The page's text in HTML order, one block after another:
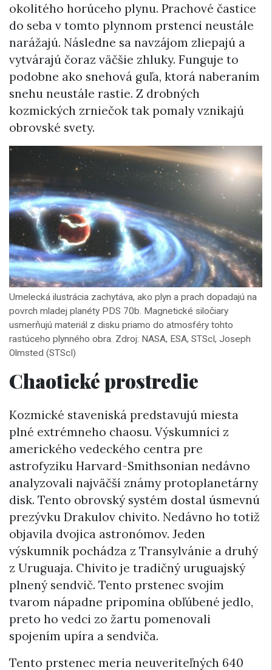
okolitého horúceho plynu. Prachové častice
do seba v tomto plynnom prstenci neustále
narážajú. Následne sa navzájom zliepajú a
vytvárajú čoraz väčšie zhluky. Funguje to
podobne ako snehová guľa, ktorá naberaním
snehu neustále rastie. Z drobných
kozmických zrniečok tak pomaly vznikajú
obrovské svety.
Umelecká ilustrácia zachytáva, ako plyn a prach dopadajú na
povrch mladej planéty PDS 70b. Magnetické siločiary
usmerňujú materiál z disku priamo do atmosféry tohto
rastúceho plynného obra. Zdroj: NASA, ESA, STScI, Joseph
Olmsted (STScI)
Chaotické prostredie
Kozmické staveniská predstavujú miesta
plné extrémneho chaosu. Výskumníci z
amerického vedeckého centra pre
astrofyziku Harvard-Smithsonian nedávno
analyzovali najväčší známy protoplanetárny
disk. Tento obrovský systém dostal úsmevnú
prezývku Drakulov chivito. Nedávno ho totiž
objavila dvojica astronómov. Jeden
výskumník pochádza z Transylvánie a druhý
z Uruguaja. Chivito je tradičný uruguajský
plnený sendvič. Tento prstenec svojím
tvarom nápadne pripomína obľúbené jedlo,
preto ho vedci zo žartu pomenovali
spojením upíra a sendviča.
Tento prstenec meria neuveriteľných 640